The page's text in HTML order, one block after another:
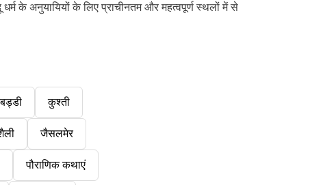
के अनुयायियों के लिए प्राचीनतम और महत्वपूर्ण स्थलों में से
कुश्ती
जैसलमेर
पौराणिक कथाएं